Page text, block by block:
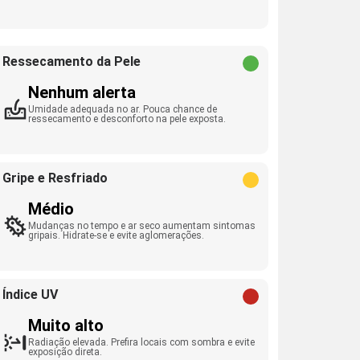
Ressecamento da Pele
Nenhum alerta
Umidade adequada no ar. Pouca chance de
ressecamento e desconforto na pele exposta.
Gripe e Resfriado
Médio
Mudanças no tempo e ar seco aumentam sintomas
gripais. Hidrate-se e evite aglomerações.
Índice UV
Muito alto
Radiação elevada. Prefira locais com sombra e evite
exposição direta.